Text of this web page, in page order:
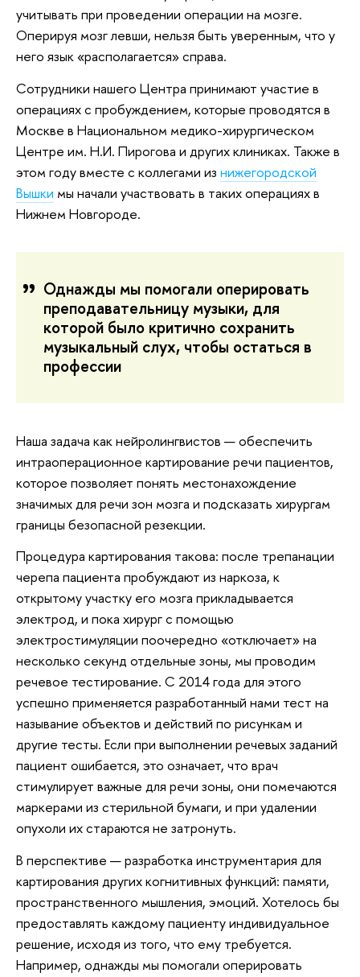
учитывать при проведении операции на мозге.
Оперируя мозг левши, нельзя быть уверенным, что у
него язык «располагается» справа.
Сотрудники нашего Центра принимают участие в
операциях с пробуждением, которые проводятся в
Москве в Национальном медико-хирургическом
Центре им. Н.И. Пирогова и других клиниках. Также в
этом году вместе с коллегами из нижегородской
Вышки мы начали участвовать в таких операциях в
Нижнем Новгороде.
Однажды мы помогали оперировать
преподавательницу музыки, для
которой было критично сохранить
музыкальный слух, чтобы остаться в
профессии
Наша задача как нейролингвистов — обеспечить
интраоперационное картирование речи пациентов,
которое позволяет понять местонахождение
значимых для речи зон мозга и подсказать хирургам
границы безопасной резекции.
Процедура картирования такова: после трепанации
черепа пациента пробуждают из наркоза, к
открытому участку его мозга прикладывается
электрод, и пока хирург с помощью
электростимуляции поочередно «отключает» на
несколько секунд отдельные зоны, мы проводим
речевое тестирование. C 2014 года для этого
успешно применяется разработанный нами тест на
называние объектов и действий по рисункам и
другие тесты. Если при выполнении речевых заданий
пациент ошибается, это означает, что врач
стимулирует важные для речи зоны, они помечаются
маркерами из стерильной бумаги, и при удалении
опухоли их стараются не затронуть.
В перспективе — разработка инструментария для
картирования других когнитивных функций: памяти,
пространственного мышления, эмоций. Хотелось бы
предоставлять каждому пациенту индивидуальное
решение, исходя из того, что ему требуется.
Например, однажды мы помогали оперировать